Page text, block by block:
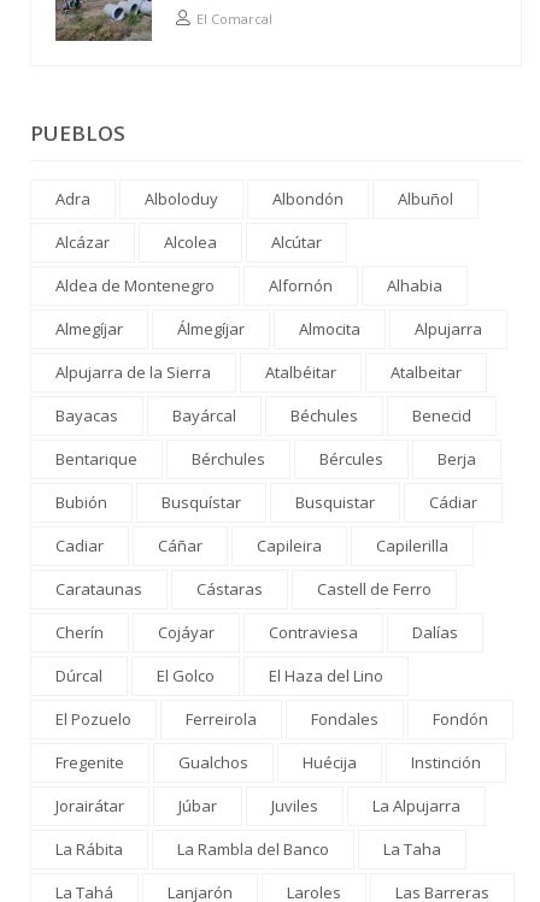
El Comarcal
PUEBLOS
Adra Alboloduy Albondón
Albuñol
Alcázar
Alcolea
Alcútar
Aldea de Montenegro
Alfornón
Alhabia
Almegíjar
Álmegíjar Almocita
Alpujarra
Alpujarra de la Sierra
Atalbéitar
Atalbeitar
Bayacas
Bayárcal Béchules
Benecid
Bentarique
Bérchules Bércules
Berja
Bubión
Busquístar Busquistar
Cádiar
Cadiar
Cáñar Capileira
Capilerilla
Carataunas
Cástaras
Castell de Ferro
Cherín
Cojáyar Contraviesa
Dalías
Dúrcal
El Golco
El Haza del Lino
El Pozuelo
Ferreirola Fondales
Fondón
Fregenite
Gualchos Huécija
Instinción
Jorairátar
Júbar Juviles
La Alpujarra
La Rábita
La Rambla del Banco
La Taha
La Tahá
Lanjarón Laroles
Las Barreras